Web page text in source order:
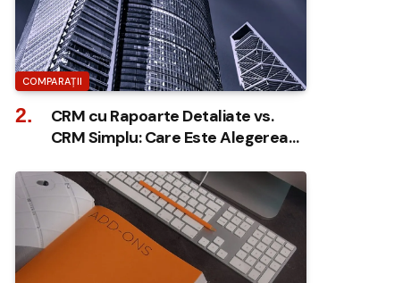
COMPARAȚII
CRM cu Rapoarte Detaliate vs.
CRM Simplu: Care Este Alegerea